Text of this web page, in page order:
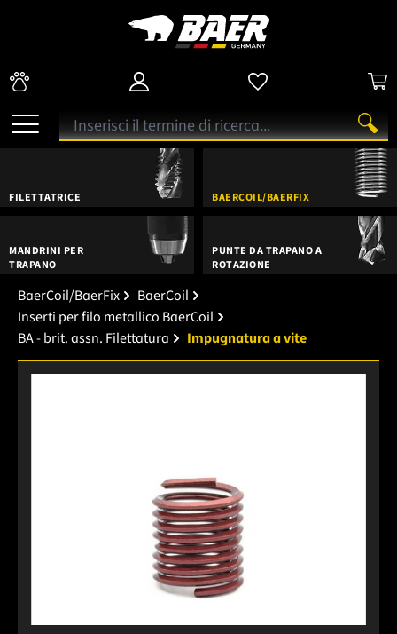
FILETTATRICE BAERCOIL/BAERFIX
MANDRINI PER
TRAPANO
PUNTE DA TRAPANO A
ROTAZIONE
BaerCoil/BaerFix
BaerCoil
Inserti per filo metallico BaerCoil
BA - brit. assn. Filettatura
Impugnatura a vite